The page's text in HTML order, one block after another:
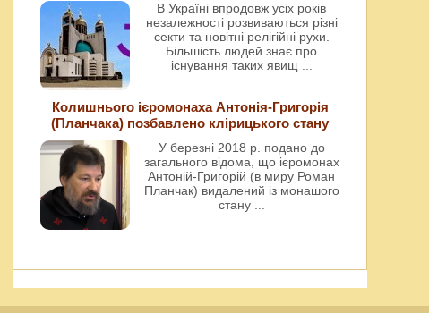
В Україні впродовж усіх років
незалежності розвиваються різні
секти та новітні релігійні рухи.
Більшість людей знає про
існування таких явищ
Колишнього ієромонаха Антонія-Григорія
(Планчака) позбавлено клірицького стану
У березні 2018 р. подано до
загального відома, що ієромонах
Антоній-Григорій (в миру Роман
Планчак) видалений із монашого
стану